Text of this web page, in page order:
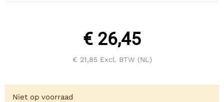
€ 26,45
€ 21,85Excl. BTW (NL)
Niet op voorraad